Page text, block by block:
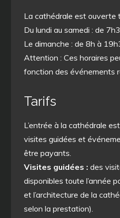
La cathédrale est ouverte
Du lundi au samedi : de
Le dimanche : de 8h à
Attention : Ces horaires
fonction des événements
Tarifs
L’entrée à la cathédrale
visites guidées et
être payants.
Visites guidées : des
disponibles toute l’année
et l’architecture de la
selon la prestation).